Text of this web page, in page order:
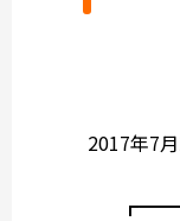
2017年7